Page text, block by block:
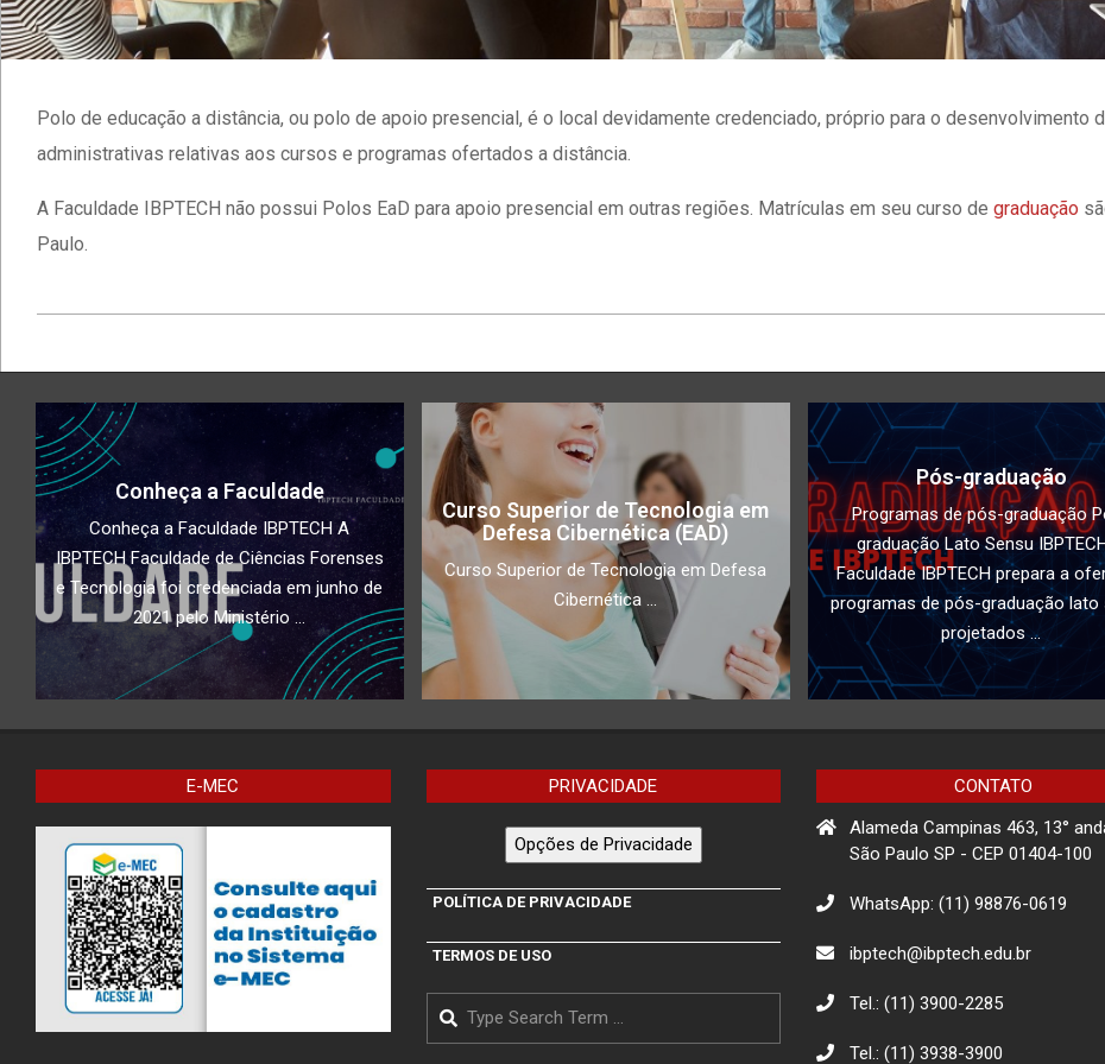
Polo de educação a distância, ou polo de apoio presencial, é o local devidamente credenciado, próprio para o
administrativas relativas aos cursos e programas ofertados a distância.
A Faculdade IBPTECH não possui Polos EaD para apoio presencial em outras regiões. Matrículas em seu curso de graduação
Paulo.
05-
05
Conheça a Faculdade
Conheça a Faculdade IBPTECH A
IBPTECH Faculdade de Ciências Forenses
e Tecnologia foi credenciada em junho de
2021 pelo Ministério ...
Curso Superior de Tecnologia em
Defesa Cibernética (EAD)
Curso Superior de Tecnologia em Defesa
Cibernética ...
Pós-graduação
Programas de pós-graduação
graduação Lato Sensu
Faculdade IBPTECH prepara a
programas de pós-graduação lato
projetados ...
E-MEC PRIVACIDADE
Opções de Privacidade
POLÍTICA DE PRIVACIDADE
TERMOS DE USO
Search
CONTATO
Alameda Campinas 463, 13°
São Paulo SP - CEP 01404-100
WhatsApp: (11) 98876-0619
ibptech@ibptech.edu.br
Tel.: (11) 3900-2285
Tel.: (11) 3938-3900